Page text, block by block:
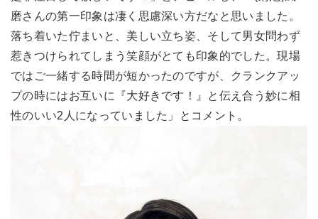
磨さんの第一印象は凄く思慮深い方だなと思いました。
落ち着いた佇まいと、美しい立ち姿、そして男女問わず
惹きつけられてしまう笑顔がとても印象的でした。現場
ではご一緒する時間が短かったのですが、クランクアッ
プの時にはお互いに『大好きです！』と伝え合う妙に相
性のいい2人になっていました」とコメント。